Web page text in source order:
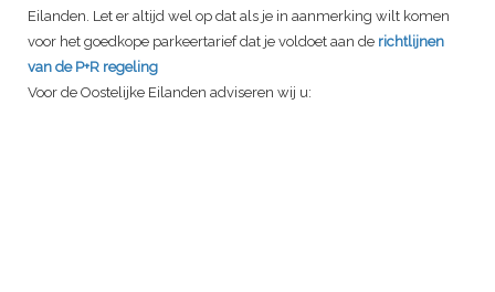
Eilanden. Let er altijd wel op dat als je in aanmerking wilt komen
voor het goedkope parkeertarief dat je voldoet aan de richtlijnen
van de P+R regeling
Voor de Oostelijke Eilanden adviseren wij u: